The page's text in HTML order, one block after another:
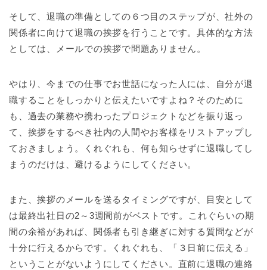
そして、退職の準備としての６つ目のステップが、社外の
関係者に向けて退職の挨拶を行うことです。具体的な方法
としては、メールでの挨拶で問題ありません。
やはり、今までの仕事でお世話になった人には、自分が退
職することをしっかりと伝えたいですよね？そのために
も、過去の業務や携わったプロジェクトなどを振り返っ
て、挨拶をするべき社内の人間やお客様をリストアップし
ておきましょう。くれぐれも、何も知らせずに退職してし
まうのだけは、避けるようにしてください。
また、挨拶のメールを送るタイミングですが、目安として
は最終出社日の2～3週間前がベストです。これぐらいの期
間の余裕があれば、関係者も引き継ぎに対する質問などが
十分に行えるからです。くれぐれも、「３日前に伝える」
ということがないようにしてください。直前に退職の連絡